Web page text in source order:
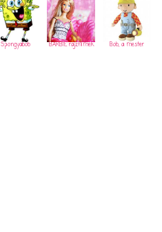
Spongyabob BARBIE rajzfilmek Bob, a mester